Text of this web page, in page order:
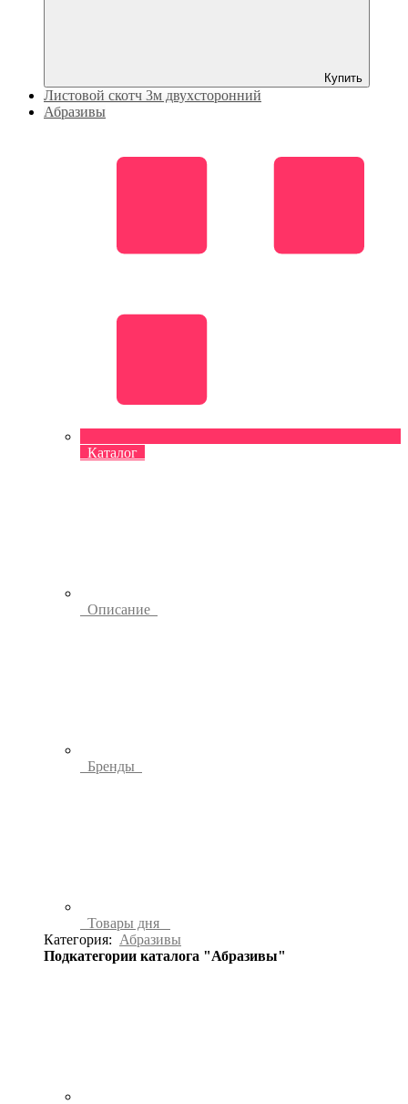
Купить
Листовой скотч 3м двухсторонний
Абразивы
Каталог
Описание
Бренды
Товары дня
Категория: Абразивы
Подкатегории каталога "Абразивы"